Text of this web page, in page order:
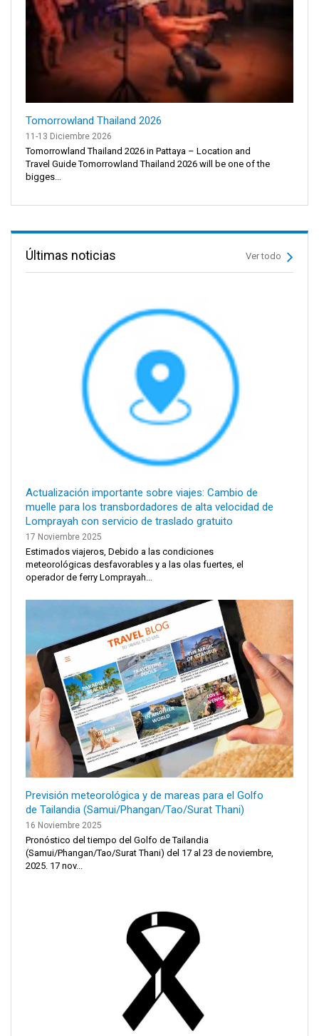
Tomorrowland Thailand 2026
11-13 Diciembre 2026
Tomorrowland Thailand 2026 in Pattaya – Location and
Travel Guide Tomorrowland Thailand 2026 will be one of the
bigges...
Últimas noticias Ver todo
Actualización importante sobre viajes: Cambio de
muelle para los transbordadores de alta velocidad de
Lomprayah con servicio de traslado gratuito
17 Noviembre 2025
Estimados viajeros, Debido a las condiciones
meteorológicas desfavorables y a las olas fuertes, el
operador de ferry Lomprayah...
Previsión meteorológica y de mareas para el Golfo
de Tailandia (Samui/Phangan/Tao/Surat Thani)
16 Noviembre 2025
Pronóstico del tiempo del Golfo de Tailandia
(Samui/Phangan/Tao/Surat Thani) del 17 al 23 de noviembre,
2025. 17 nov...